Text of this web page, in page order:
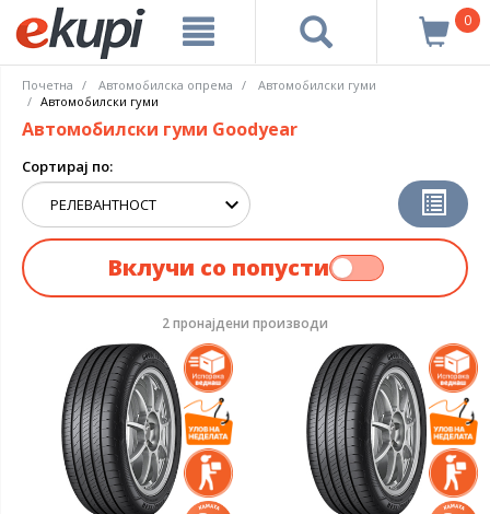
0
Почетна Автомобилска опрема
Aвтомобилски гуми
Автомобилски гуми
Автомобилски гуми Goodyear
Сортирај по:
Вклучи со попусти
2 пронајдени производи